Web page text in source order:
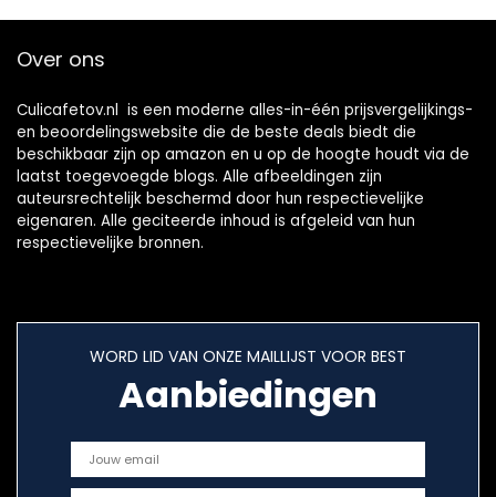
keukengerei | grijs
Over ons
Culicafetov.nl is een moderne alles-in-één prijsvergelijkings-
en beoordelingswebsite die de beste deals biedt die
beschikbaar zijn op amazon en u op de hoogte houdt via de
laatst toegevoegde blogs. Alle afbeeldingen zijn
auteursrechtelijk beschermd door hun respectievelijke
eigenaren. Alle geciteerde inhoud is afgeleid van hun
respectievelijke bronnen.
WORD LID VAN ONZE MAILLIJST VOOR BEST
Aanbiedingen